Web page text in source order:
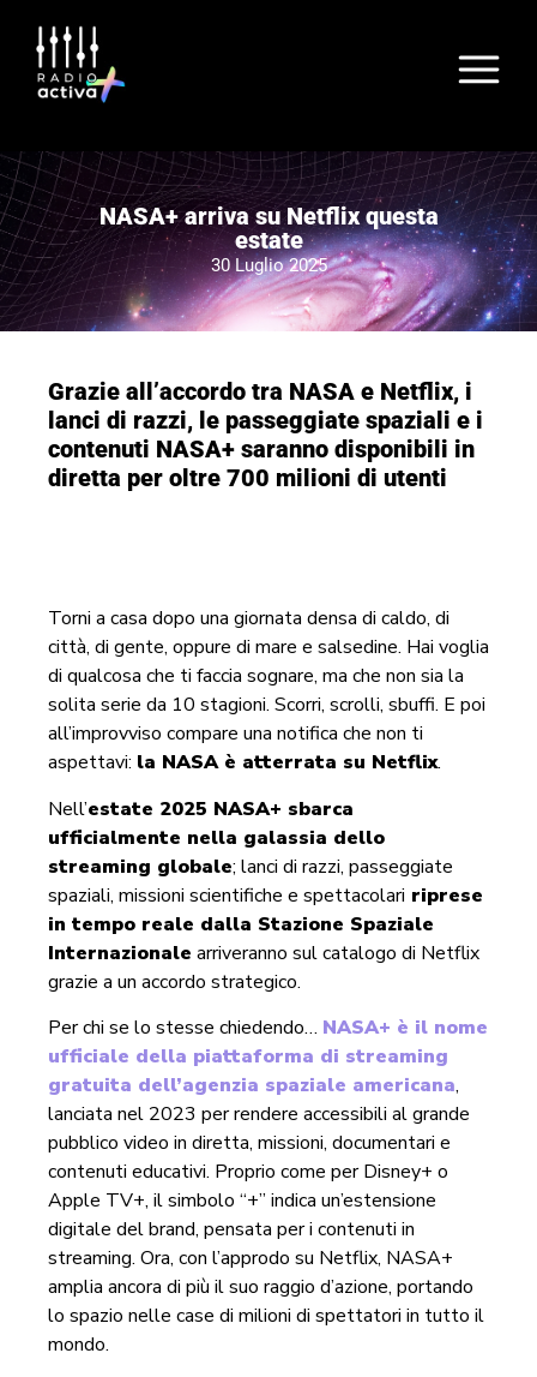
NASA+ arriva su Netflix questa
estate
30 Luglio 2025
Grazie all’accordo tra NASA e Netflix, i
lanci di razzi, le passeggiate spaziali e i
contenuti NASA+ saranno disponibili in
diretta per oltre 700 milioni di utenti
Torni a casa dopo una giornata densa di caldo, di
città, di gente, oppure di mare e salsedine. Hai voglia
di qualcosa che ti faccia sognare, ma che non sia la
solita serie da 10 stagioni. Scorri, scrolli, sbuffi. E poi
all’improvviso compare una notifica che non ti
aspettavi: la NASA è atterrata su Netflix.
Nell’estate 2025 NASA+ sbarca
ufficialmente nella galassia dello
streaming globale; lanci di razzi, passeggiate
spaziali, missioni scientifiche e spettacolari riprese
in tempo reale dalla Stazione Spaziale
Internazionale arriveranno sul catalogo di Netflix
grazie a un accordo strategico.
Per chi se lo stesse chiedendo… NASA+ è il nome
ufficiale della piattaforma di streaming
gratuita dell’agenzia spaziale americana,
lanciata nel 2023 per rendere accessibili al grande
pubblico video in diretta, missioni, documentari e
contenuti educativi. Proprio come per Disney+ o
Apple TV+, il simbolo “+” indica un’estensione
digitale del brand, pensata per i contenuti in
streaming. Ora, con l’approdo su Netflix, NASA+
amplia ancora di più il suo raggio d’azione, portando
lo spazio nelle case di milioni di spettatori in tutto il
mondo.